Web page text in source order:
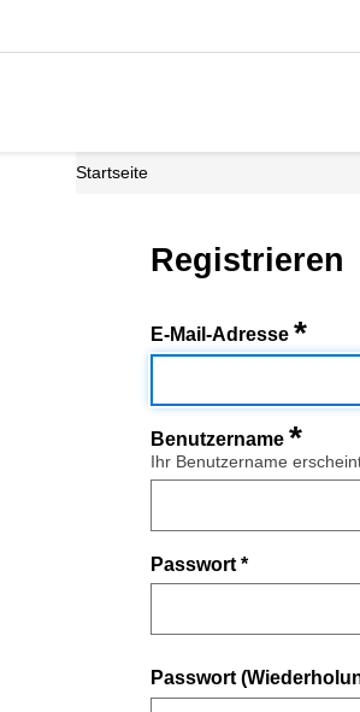
Startseite
Registrieren
E-Mail-Adresse *
Benutzername *
Ihr Benutzername
Passwort *
Passwort